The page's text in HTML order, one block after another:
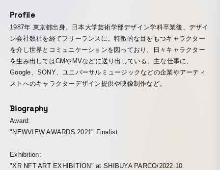
Profile
1987年 東京都出身。日本大学芸術学部デザイン学科卒業後、デザイ
ン会社数社を経てフリーランスに。特徴的な目をもつキャラクター
を介し世界とコミュニケーションを図っており、日々キャラクター
を生み出してはCMやMVなどに送り出している。主な仕事に、
Google、SONY、ユニバーサルミュージックなどの企業やアーティ
ストへのキャラクターデザイン提供や映像制作など。
Biography
Award:
"NEWVIEW AWARDS 2021" Finalist
Exhibition:
"XR NFT ART EXHIBITION" at SHIBUYA PARCO/2022.10